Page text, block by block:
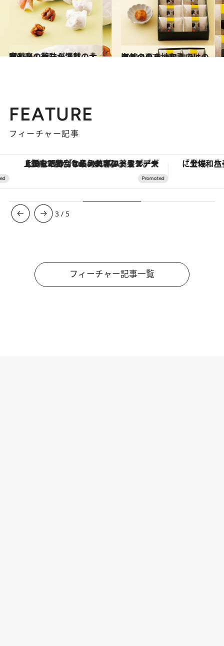
2011.11.28
食道楽の街ならではのこだわりの美味が満載：大阪
グルメ 2011.11.28
海と山の土地ならではの自然の恵み：和歌山
グルメ
FEATURE
フィーチャー記事
【銀座で出合う最旬美容】美髪ケアや上質な眠り…セルフケアのアップデートから、特別な名入れギフトまで。大人のための「ReFa GINZA」クルーズ
3 / 5
フィーチャー記事一覧